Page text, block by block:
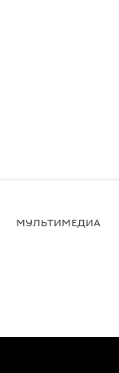
МУЛЬТИМЕДИА